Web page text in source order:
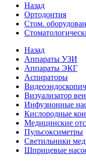
Назад
Ортодонтия
Стом.
Назад
Аппараты УЗИ
Аппараты ЭКГ
Аспираторы
Визуализатор вен
Инфузионные
Кислородные
Медицинские
Пульсоксиметры
Светильники
Шприцевые